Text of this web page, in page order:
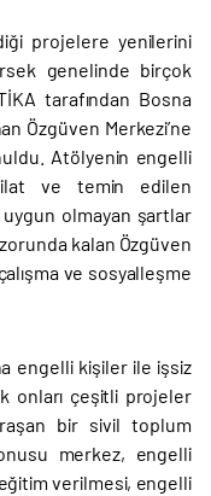
projelere yenilerini
genelinde birçok
tarafından Bosna
Özgüven Merkezi’ne
Atölyenin engelli
ve temin edilen
uygun olmayan şartlar
kalan Özgüven
ve sosyalleşme
engelli kişiler ile işsiz
onları çeşitli projeler
bir sivil toplum
merkez, engelli
verilmesi, engelli